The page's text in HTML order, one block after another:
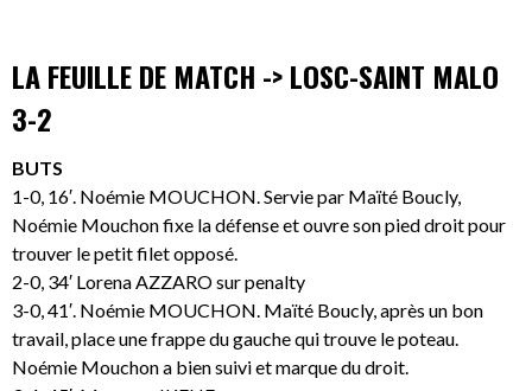
LA FEUILLE DE MATCH -> LOSC-SAINT MALO
3-2
BUTS
1-0, 16′. Noémie MOUCHON. Servie par Maïté Boucly,
Noémie Mouchon fixe la défense et ouvre son pied droit pour
trouver le petit filet opposé.
2-0, 34′ Lorena AZZARO sur penalty
3-0, 41′. Noémie MOUCHON. Maïté Boucly, après un bon
travail, place une frappe du gauche qui trouve le poteau.
Noémie Mouchon a bien suivi et marque du droit.